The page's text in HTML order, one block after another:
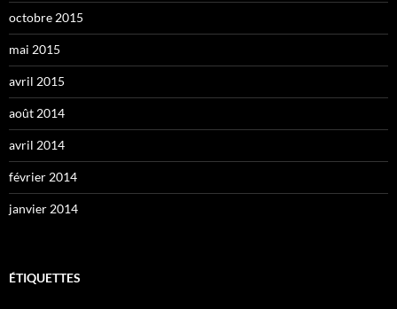
octobre 2015
mai 2015
avril 2015
août 2014
avril 2014
février 2014
janvier 2014
ÉTIQUETTES